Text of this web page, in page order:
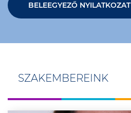
BELEEGYEZŐ NYILATKOZAT
SZAKEMBEREINK